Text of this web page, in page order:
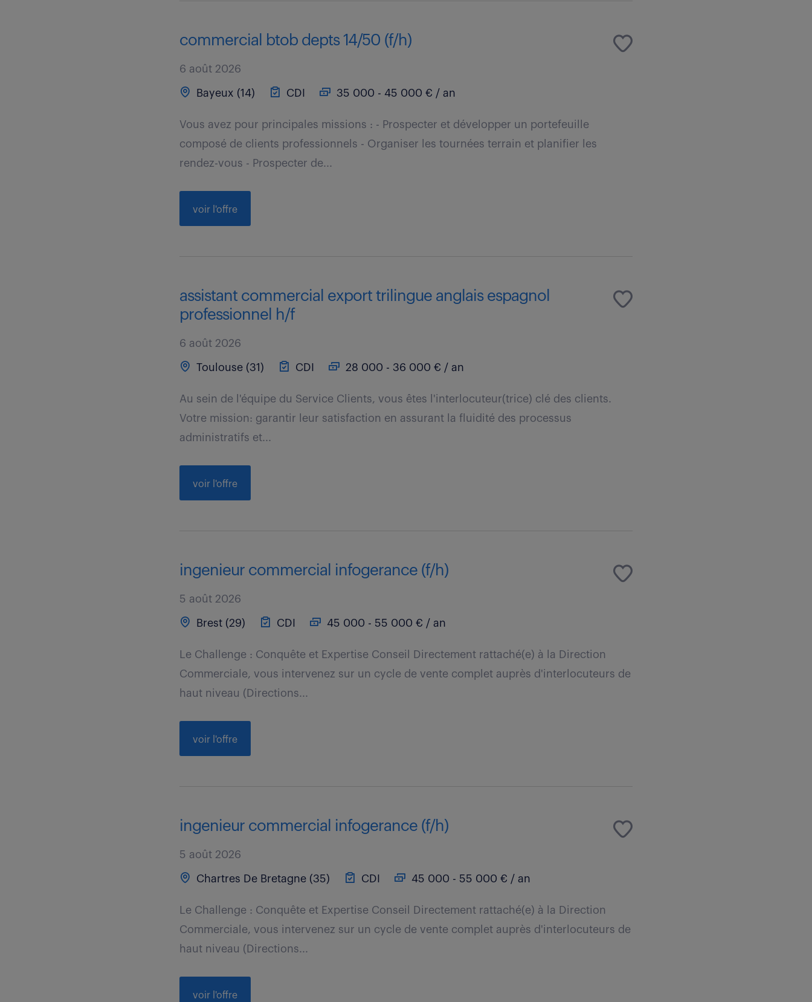
commercial btob depts 14/50 (f/h)
6 août 2026
Bayeux (14) CDI 35 000 - 45 000 € / an
Vous avez pour principales missions : - Prospecter et développer un portefeuille
composé de clients professionnels - Organiser les tournées terrain et planifier les
rendez-vous - Prospecter de...
voir l'offre
assistant commercial export trilingue anglais espagnol
professionnel h/f
6 août 2026
Toulouse (31) CDI 28 000 - 36 000 € / an
Au sein de l'équipe du Service Clients, vous êtes l'interlocuteur(trice) clé des clients.
Votre mission: garantir leur satisfaction en assurant la fluidité des processus
administratifs et...
voir l'offre
ingenieur commercial infogerance (f/h)
5 août 2026
Brest (29) CDI 45 000 - 55 000 € / an
Le Challenge : Conquête et Expertise Conseil Directement rattaché(e) à la Direction
Commerciale, vous intervenez sur un cycle de vente complet auprès d'interlocuteurs de
haut niveau (Directions...
voir l'offre
ingenieur commercial infogerance (f/h)
5 août 2026
Chartres De Bretagne (35) CDI 45 000 - 55 000 € / an
Le Challenge : Conquête et Expertise Conseil Directement rattaché(e) à la Direction
Commerciale, vous intervenez sur un cycle de vente complet auprès d'interlocuteurs de
haut niveau (Directions...
voir l'offre